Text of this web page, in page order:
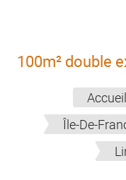
100m² double
Accueil
Île-De-